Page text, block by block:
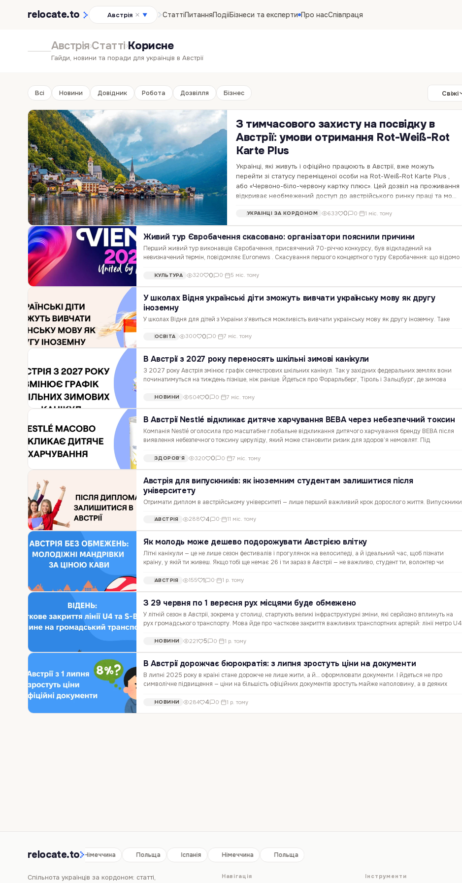
relocate.to Австрія ▼ СтаттіПитанняПодіїБізнеси та експерти Про насСпівпраця
Австрія›Статті›Корисне
Гайди, новини та поради для українців в Австрії
Всі Новини Довідник Робота Дозвілля Бізнес Свіжі
З тимчасового захисту на посвідку в
Австрії: умови отримання Rot-Weiß-Rot
Karte Plus
Українці, які живуть і офіційно працюють в Австрії, вже можуть
перейти зі статусу переміщеної особи на Rot-Weiß-Rot Karte Plus ,
або «Червоно-біло-червону картку плюс». Цей дозвіл на проживання
відкриває необмежений доступ до австрійського ринку праці та може
УКРАЇНЦІ ЗА КОРДОНОМ 633 0 0· 1 міс. тому
Живий тур Євробачення скасовано: організатори пояснили причини
Перший живий тур виконавців Євробачення, присвячений 70-річчю конкурсу, був відкладений на
невизначений термін, повідомляє Euronews . Скасування першого концертного туру Євробачення: що відомо
КУЛЬТУРА 320 0 0· 5 міс. тому
У школах Відня українські діти зможуть вивчати українську мову як другу
іноземну
У школах Відня для дітей з України з’явиться можливість вивчати українську мову як другу іноземну. Таке
системі міста. Новий формат передбачає, що українська мова зможе…
ОСВІТА 300 0 0· 7 міс. тому
В Австрії з 2027 року переносять шкільні зимові канікули
З 2027 року Австрія змінює графік семестрових шкільних канікул. Так у західних федеральних землях вони
починатимуться на тиждень пізніше, ніж раніше. Йдеться про Форарльберг, Тіроль і Зальцбург, де зимова
НОВИНИ 504 0 0· 7 міс. тому
В Австрії Nestlé відкликає дитяче харчування BEBA через небезпечний токсин
Компанія Nestlé оголосила про масштабне глобальне відкликання дитячого харчування бренду BEBA після
виявлення небезпечного токсину церуліду, який може становити ризик для здоров’я немовлят. Під
ЗДОРОВ’Я 320 0 0· 7 міс. тому
Австрія для випускників: як іноземним студентам залишитися після
університету
Отримати диплом в австрійському університеті — лише перший важливий крок дорослого життя. Випускники
невідомим. Адже більшість з них прагне залишитись в країні й далі. Які існують…
АВСТРІЯ 288 4 0· 11 міс. тому
Як молодь може дешево подорожувати Австрією влітку
Літні канікули — це не лише сезон фестивалів і прогулянок на велосипеді, а й ідеальний час, щоб пізнати
країну, у якій ти живеш. Якщо тобі ще немає 26 і ти зараз в Австрії — не важливо, студент ти, волонтер чи
АВСТРІЯ 155 1 0· 1 р. тому
З 29 червня по 1 вересня рух місцями буде обмежено
У літній сезон в Австрії, зокрема у столиці, стартують великі інфраструктурні зміни, які серйозно вплинуть на
рух громадського транспорту. Мова йде про часткове закриття важливих транспортних артерій: лінії метро U4
НОВИНИ 221 5 0· 1 р. тому
В Австрії дорожчає бюрократія: з липня зростуть ціни на документи
В липні 2025 року в країні стане дорожче не лише жити, а й… оформлювати документи. І йдеться не про
символічне підвищення — ціни на більшість офіційних документів зростуть майже наполовину, а в деяких
НОВИНИ 284 4 0· 1 р. тому
relocate.to
Іспанія Німеччина Польща Іспанія Німеччина Польща
Спільнота українців за кордоном: статті, Навігація Інструменти